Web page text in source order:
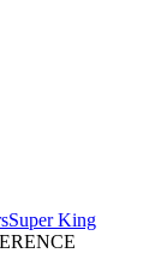
Super King